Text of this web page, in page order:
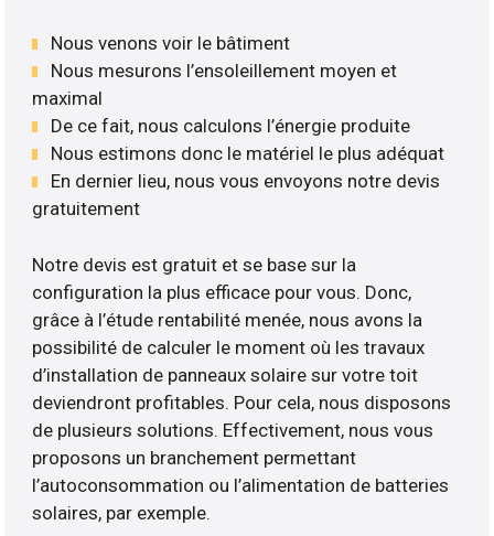
Nous venons voir le bâtiment
Nous mesurons l’ensoleillement moyen et
maximal
De ce fait, nous calculons l’énergie produite
Nous estimons donc le matériel le plus adéquat
En dernier lieu, nous vous envoyons notre devis
gratuitement
Notre devis est gratuit et se base sur la
configuration la plus efficace pour vous. Donc,
grâce à l’étude rentabilité menée, nous avons la
possibilité de calculer le moment où les travaux
d’installation de panneaux solaire sur votre toit
deviendront profitables. Pour cela, nous disposons
de plusieurs solutions. Effectivement, nous vous
proposons un branchement permettant
l’autoconsommation ou l’alimentation de batteries
solaires, par exemple.